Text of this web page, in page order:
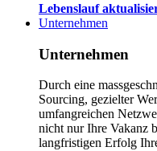
Lebenslauf
Unternehmen
Unternehmen
Durch eine
Sourcing, gezielter
umfangreichen
nicht nur Ihre Vakanz
langfristigen Erfolg